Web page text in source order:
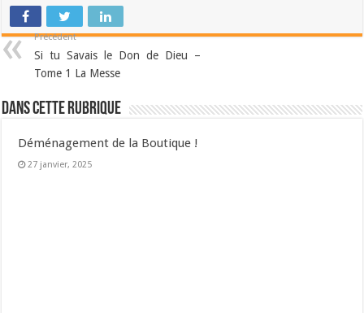
Précédent
Si tu Savais le Don de Dieu –
Tome 1 La Messe
Dans cette Rubrique
Déménagement de la Boutique !
27 janvier, 2025